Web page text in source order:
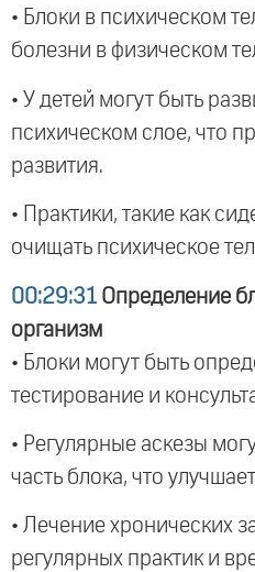
• Блоки в психическом
болезни в физическом
• У детей могут быть
психическом слое, что
развития.
• Практики, такие как
очищать психическое
00:29:31 Определение
организм
• Блоки могут быть
тестирование и
• Регулярные аскезы
часть блока, что
• Лечение хронических
регулярных практик и